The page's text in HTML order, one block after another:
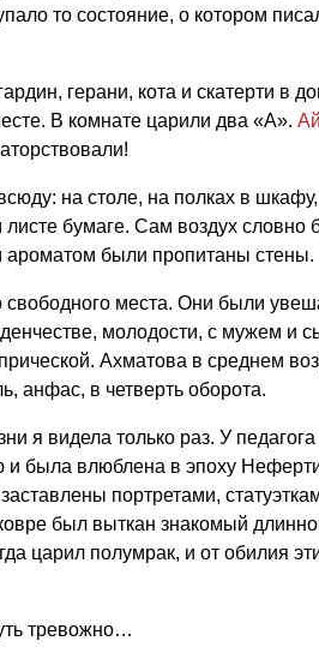
то состояние, о котором
герани, кота и скатерти в
В комнате царили два «А».
на столе, на полках в
бумаге. Сам воздух словно
ароматом были пропитаны стены.
места. Они были
молодости, с мужем и
Ахматова в среднем
анфас, в четверть оборота.
я видела только раз. У
и была влюблена в эпоху
портретами,
был выткан знакомый
царил полумрак, и от обилия
тревожно…